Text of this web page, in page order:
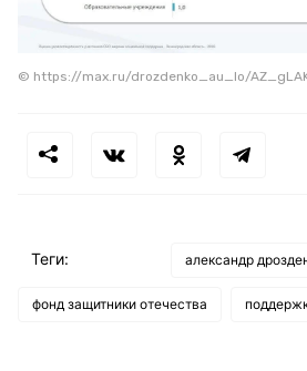
© https://max.ru/drozdenko_au_lo/
Теги: александр
фонд защитники отечества